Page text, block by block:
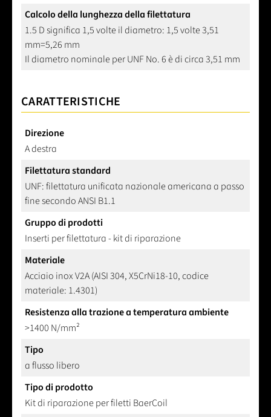
Calcolo della lunghezza della filettatura
1.5 D significa 1,5 volte il diametro: 1,5 volte 3,51
mm=5,26 mm
Il diametro nominale per UNF No. 6 è di circa 3,51 mm
CARATTERISTICHE
Direzione
A destra
Filettatura standard
UNF: filettatura unificata nazionale americana a passo
fine secondo ANSI B1.1
Gruppo di prodotti
Inserti per filettatura - kit di riparazione
Materiale
Acciaio inox V2A (AISI 304, X5CrNi18-10, codice
materiale: 1.4301)
Resistenza alla trazione a temperatura ambiente
>1400 N/mm²
Tipo
a flusso libero
Tipo di prodotto
Kit di riparazione per filetti BaerCoil